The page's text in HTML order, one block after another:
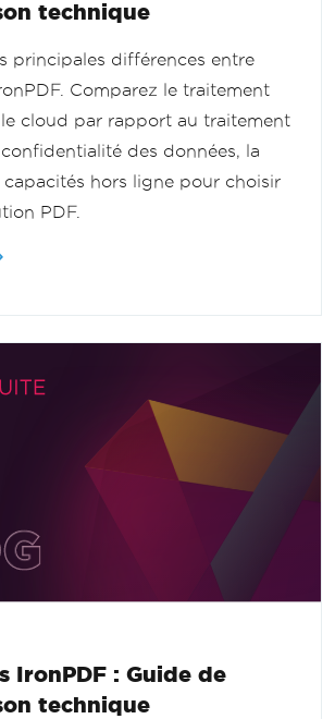
technique
principales différences entre
Comparez le traitement
cloud par rapport au traitement
confidentialité des données, la
capacités hors ligne pour choisir
PDF.
IronPDF : Guide de
technique